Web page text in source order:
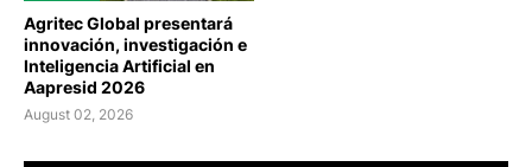
Agritec Global presentará
innovación, investigación e
Inteligencia Artificial en
Aapresid 2026
August 02, 2026